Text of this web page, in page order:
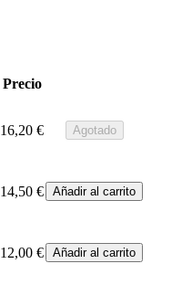
Precio
16,20 € Agotado
14,50 € Añadir al carrito
12,00 € Añadir al carrito